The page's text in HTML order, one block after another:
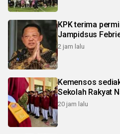
KPK terima
Jampidsus
2 jam lalu
Kemensos
Sekolah Rakyat
20 jam lalu